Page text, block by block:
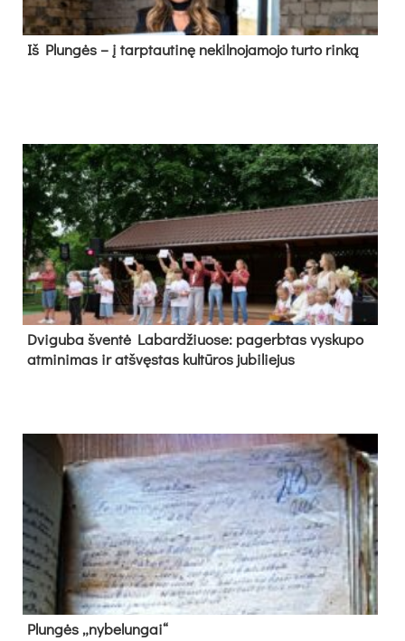
Iš Plungės – į tarptautinę nekilnojamojo turto rinką
Dvi­gu­ba šven­tė La­bar­džiuo­se: pa­gerb­tas vys­ku­po
at­mi­ni­mas ir at­švęs­tas kul­tū­ros ju­bi­lie­jus
Plun­gės „ny­be­lun­gai“